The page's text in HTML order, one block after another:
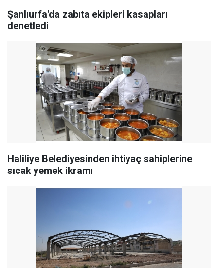
Şanlıurfa'da zabıta ekipleri kasapları
denetledi
Haliliye Belediyesinden ihtiyaç sahiplerine
sıcak yemek ikramı